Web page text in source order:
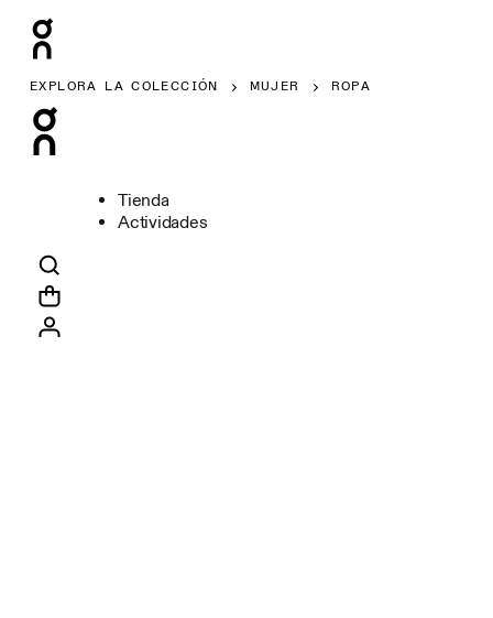
EXPLORA LA COLECCIÓN MUJER ROPA
Tienda
Actividades